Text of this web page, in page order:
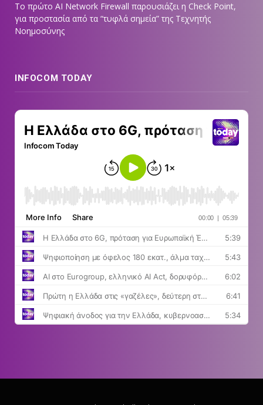
Tο πρώτο AI Network Firewall παρουσιάζει η Check Point,
για προστασία από τα “τυφλά σημεία” της Τεχνητής
Νοημοσύνης
INFOCOM TODAY